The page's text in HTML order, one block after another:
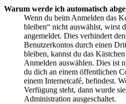
Warum werde ich automatisch
Wenn du beim Anmelden das
bleiben“ nicht auswählst, wirst
angemeldet. Dies verhindert
Benutzerkontos durch einen
bleiben, kannst du das
Anmelden auswählen. Dies ist
du dich an einem öffentlichen
einem Internetcafé, befindest.
Verfügung steht, dann wurde
Administration ausgeschaltet.